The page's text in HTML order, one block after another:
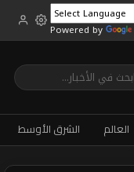
Powered by
العالم الشرق الأوسط